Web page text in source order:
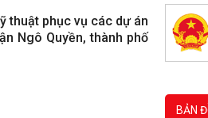
thuật phục vụ các dự án
Ngô Quyền, thành phố
BẢN